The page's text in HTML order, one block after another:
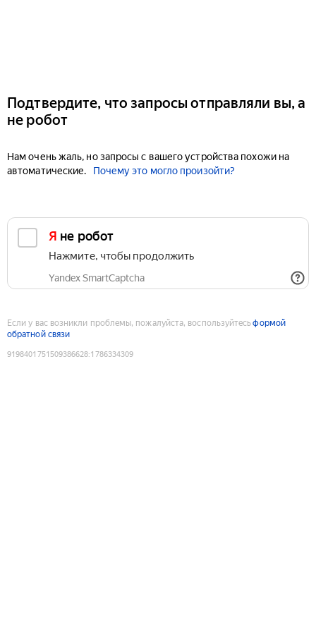
Подтвердите, что запросы отправляли вы, а
не робот
Нам очень жаль, но запросы с вашего устройства похожи на
автоматические.
Почему это могло произойти?
Я не робот
Нажмите, чтобы продолжить
Yandex SmartCaptcha
Если у вас возникли проблемы, пожалуйста, воспользуйтесьформой
обратной связи
9198401751509386628:1786334309